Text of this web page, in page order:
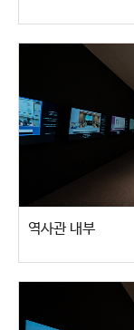
역사관 내부